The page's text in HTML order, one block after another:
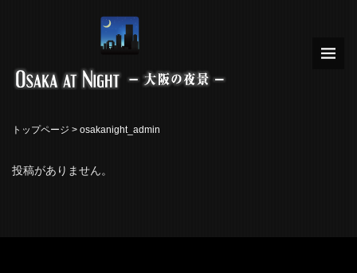
トップページ > osakanight_admin
投稿がありません。